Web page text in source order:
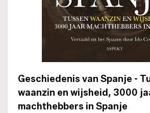
Geschiedenis van Spanje -
waanzin en wijsheid, 3000
machthebbers in Spanje